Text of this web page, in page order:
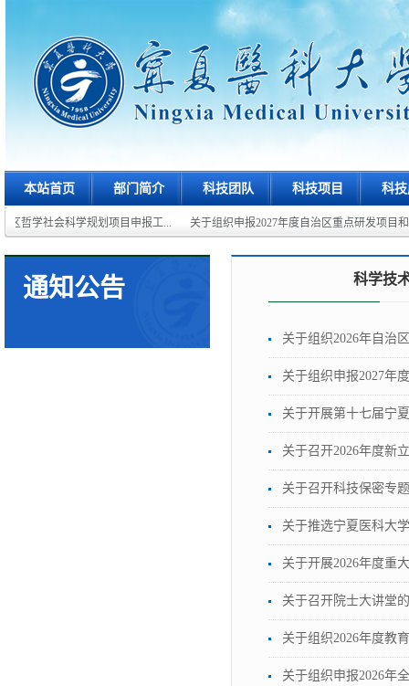
本站首页 部门简介 科技团队 科技项目 科
区哲学社会科学规划项目申报工... 关于组织申报2027年度自治区重点研发项目和
通知公告 科学技
关于组织2026年自治
关于组织申报2027年
关于开展第十七届宁
关于召开2026年度新
关于召开科技保密专
关于推选宁夏医科大
关于开展2026年度重
关于召开院士大讲堂
关于组织2026年度教
关于组织申报2026年